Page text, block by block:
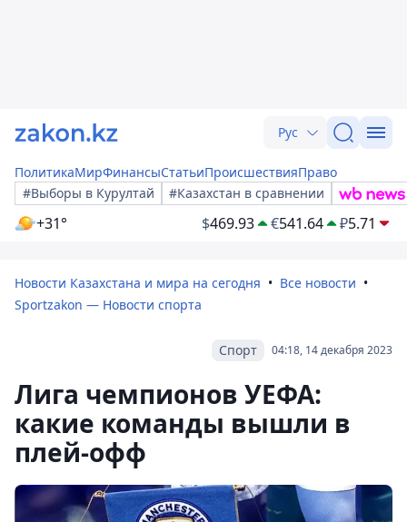
Рус
ПолитикаМирФинансыСтатьиПроисшествияПраво
#Выборы в Курултай
#Казахстан в сравнении
+31° $469.93 €541.64 ₽5.71
Новости Казахстана и мира на сегодня
Все новости
Sportzakon — Новости спорта
04:18, 14 декабря 2023
Спорт
Лига чемпионов УЕФА:
какие команды вышли в
плей-офф